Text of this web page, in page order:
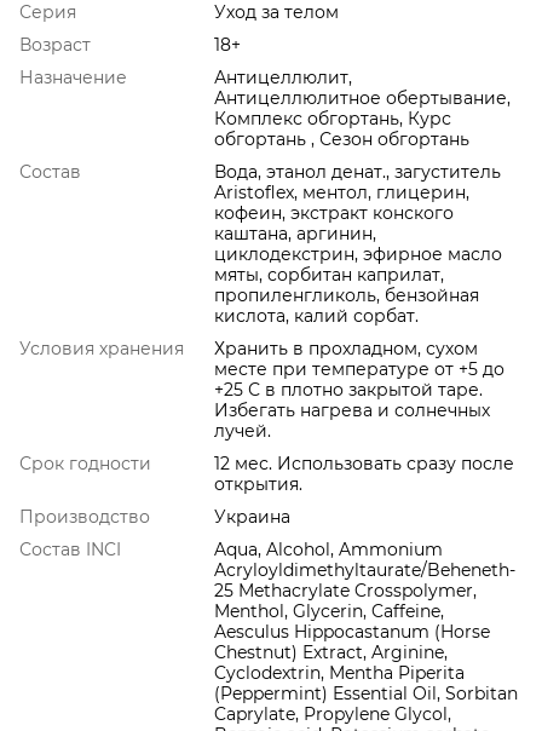
Серия
Уход за телом
Возраст
18+
Назначение
Антицеллюлит,
Антицеллюлитное обертывание,
Комплекс обгортань, Курс
обгортань , Сезон обгортань
Состав
Вода, этанол денат., загуститель
Aristoflex, ментол, глицерин,
кофеин, экстракт конского
каштана, аргинин,
циклодекстрин, эфирное масло
мяты, сорбитан каприлат,
пропиленгликоль, бензойная
кислота, калий сорбат.
Условия хранения
Хранить в прохладном, сухом
месте при температуре от +5 до
+25 С в плотно закрытой таре.
Избегать нагрева и солнечных
лучей.
Срок годности
12 мес. Использовать сразу после
открытия.
Производство
Украина
Состав INCI
Aqua, Alcohol, Ammonium
Acryloyldimethyltaurate/Beheneth-
25 Methacrylate Crosspolymer,
Menthol, Glycerin, Caffeine,
Aesculus Hippocastanum (Horse
Chestnut) Extract, Arginine,
Cyclodextrin, Mentha Piperita
(Peppermint) Essential Oil, Sorbitan
Caprylate, Propylene Glycol,